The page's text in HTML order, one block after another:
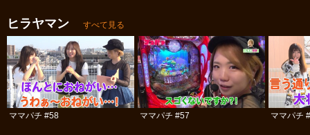
ヒラヤマン すべて見る
ママパチ #58 ママパチ #57 ママパチ